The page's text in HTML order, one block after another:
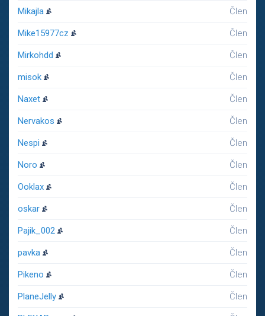
Mikajla Člen
Mike15977cz Člen
Mirkohdd Člen
misok Člen
Naxet Člen
Nervakos Člen
Nespi Člen
Noro Člen
Ooklax Člen
oskar Člen
Pajik_002 Člen
pavka Člen
Pikeno Člen
PlaneJelly Člen